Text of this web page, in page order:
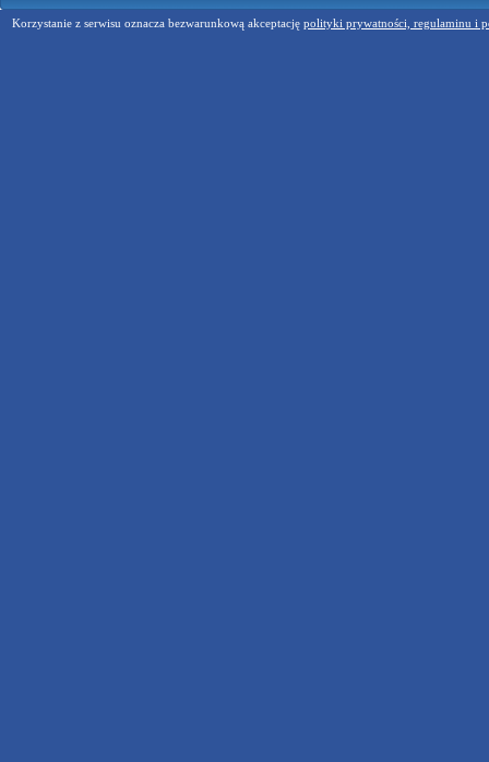
Korzystanie z serwisu oznacza bezwarunkową akceptację polityki prywatności, regulaminu i